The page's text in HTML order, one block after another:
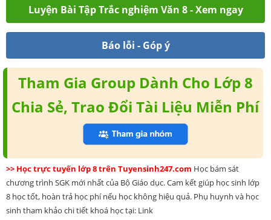
Luyện Bài Tập Trắc nghiệm Văn 8 - Xem ngay
Báo lỗi - Góp ý
Tham Gia Group Dành Cho Lớp 8
Chia Sẻ, Trao Đổi Tài Liệu Miễn Phí
>> Học trực tuyến lớp 8 trên Tuyensinh247.com Học bám sát
chương trình SGK mới nhất của Bộ Giáo dục. Cam kết giúp học sinh lớp
8 học tốt, hoàn trả học phí nếu học không hiệu quả. Phụ huynh và học
sinh tham khảo chi tiết khoá học tại: Link